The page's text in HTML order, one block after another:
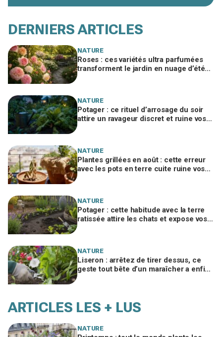
DERNIERS ARTICLES
NATURE
Roses : ces variétés ultra parfumées
transforment le jardin en nuage d’été
NATURE
Potager : ce rituel d’arrosage du soir
attire un ravageur discret et ruine vos
NATURE
Plantes grillées en août : cette erreur
avec les pots en terre cuite ruine vos
NATURE
Potager : cette habitude avec la terre
ratissée attire les chats et expose vos
NATURE
Liseron : arrêtez de tirer dessus, ce
geste tout bête d’un maraîcher a enfin
ARTICLES LES + LUS
NATURE